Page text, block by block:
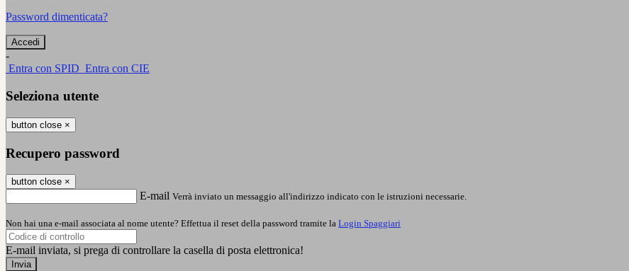
Password dimenticata?
-
Entra con SPID Entra con CIE
Seleziona utente
button close ×
Recupero password
button close ×
E-mail Verrà inviato un messaggio all'indirizzo indicato con le istruzioni necessarie.
Non hai una e-mail associata al nome utente? Effettua il reset della password tramite la Login Spaggiari
E-mail inviata, si prega di controllare la casella di posta elettronica!